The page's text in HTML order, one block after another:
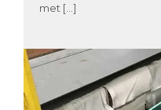
met […]